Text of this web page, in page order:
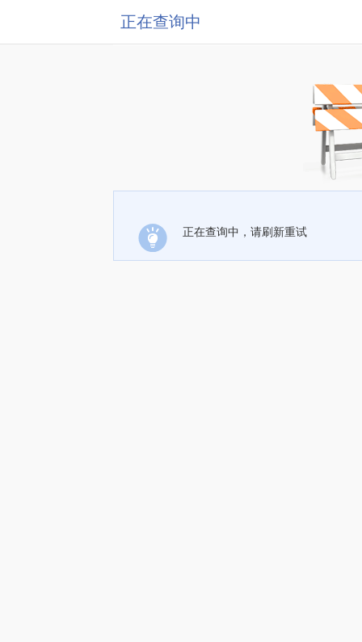
正在查询中
正在查询中，请刷新重试